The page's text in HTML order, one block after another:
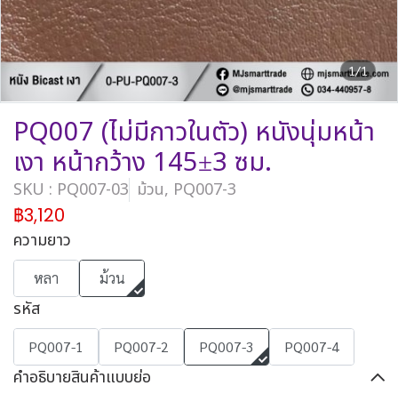
1/1
PQ007 (ไม่มีกาวในตัว) หนังนุ่มหน้า
เงา หน้ากว้าง 145±3 ซม.
SKU : PQ007-03 ม้วน, PQ007-3
฿3,120
ความยาว
หลา ม้วน
รหัส
PQ007-1 PQ007-2 PQ007-3 PQ007-4
คำอธิบายสินค้าแบบย่อ